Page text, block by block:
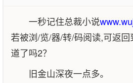
一秒记住总裁小说
若被浏/览/器/转/码阅读,可返
道了吗2？
旧金山深夜一点多。